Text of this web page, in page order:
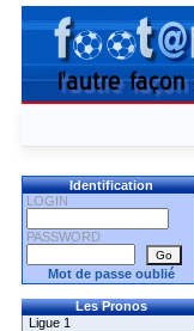
Identification
LOGIN
PASSWORD
Mot de passe oublié
Les Pronos
Ligue 1